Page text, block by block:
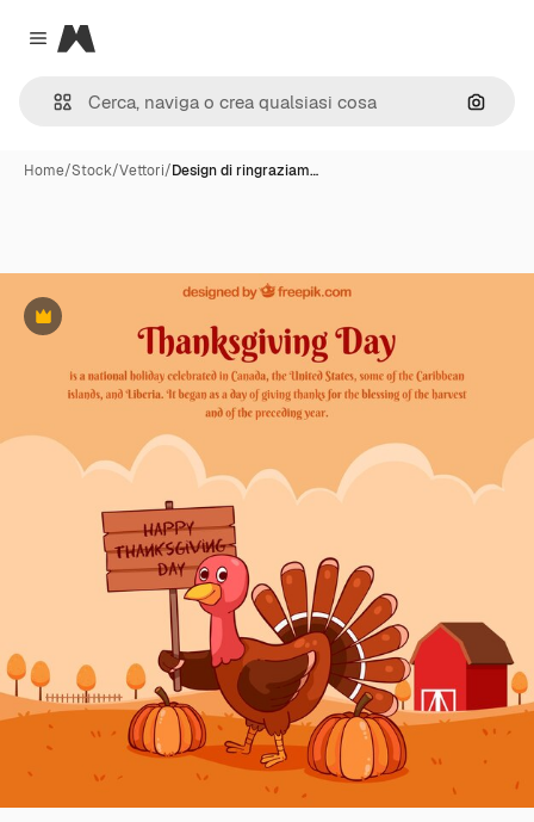
Close menu
Magnific
Cerca
Home/Stock/Vettori/Design di ringraziam…
Premium